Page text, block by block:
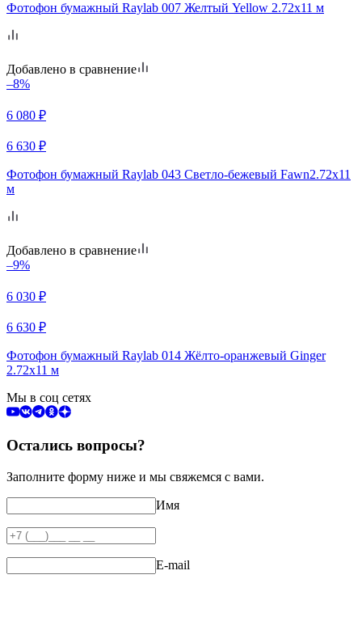
Фотофон бумажный Raylab 007 Желтый Yellow 2.72x11 м
Добавлено в сравнение
–8%
6 080 ₽
6 630 ₽
Фотофон бумажный Raylab 043 Светло-бежевый Fawn2.72x11
м
Добавлено в сравнение
–9%
6 030 ₽
6 630 ₽
Фотофон бумажный Raylab 014 Жёлто-оранжевый Ginger
2.72x11 м
Мы в соц сетях
Остались вопросы?
Заполните форму ниже и мы свяжемся с вами.
Имя
E-mail